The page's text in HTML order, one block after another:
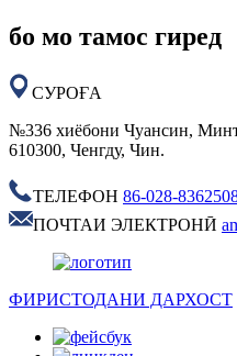
бо мо тамос гиред
СУРОҒА
№336 хиёбони Чуансин,
610300, Ченгду, Чин.
ТЕЛЕФОН 86-028-
ПОЧТАИ ЭЛЕКТРОНӢ
ФИРИСТОДАНИ ДАРХОСТ